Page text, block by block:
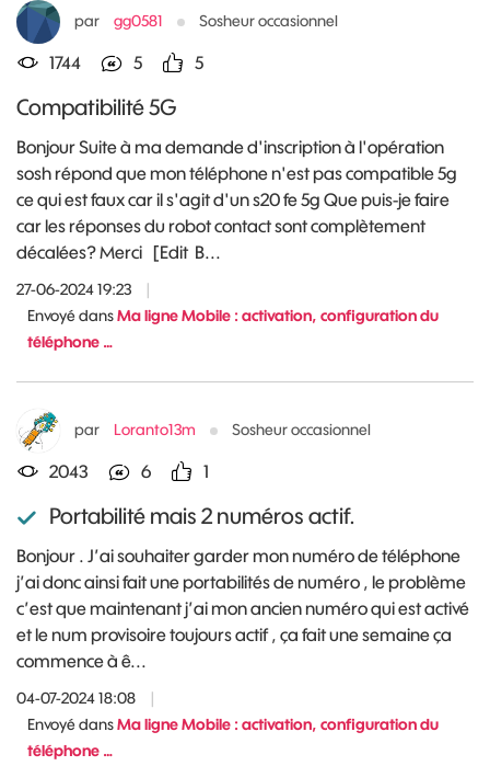
Compatibilité 5G
Bonjour Suite à ma demande d'inscription à l'opération
sosh répond que mon téléphone n'est pas compatible 5g
ce qui est faux car il s'agit d'un s20 fe 5g Que puis-je faire
car les réponses du robot contact sont complètement
décalées? Merci [Edit B...
27-06-2024 19:23
|
Envoyé dansMa ligne Mobile : activation, configuration du
téléphone …
par gg0581 Sosheur occasionnel
1744 5 5
Portabilité mais 2 numéros actif.
Bonjour . J’ai souhaiter garder mon numéro de téléphone
j’ai donc ainsi fait une portabilités de numéro , le problème
c’est que maintenant j’ai mon ancien numéro qui est activé
et le num provisoire toujours actif , ça fait une semaine ça
commence à ê...
04-07-2024 18:08
|
Envoyé dansMa ligne Mobile : activation, configuration du
téléphone …
par Loranto13m Sosheur occasionnel
2043 6 1